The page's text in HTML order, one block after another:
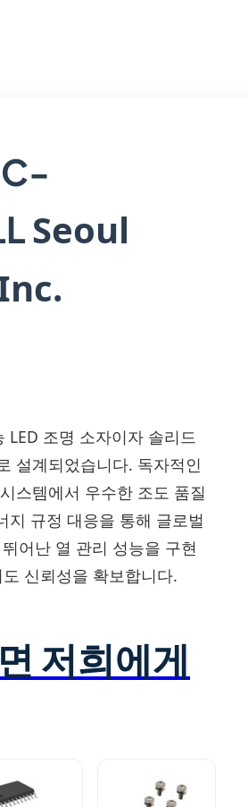
Seoul
LED 조명 소자이자 솔리드
설계되었습니다. 독자적인
스템에서 우수한 조도 품질
지 규정 대응을 통해 글로벌
어난 열 관리 성능을 구현
신뢰성을 확보합니다.
저희에게